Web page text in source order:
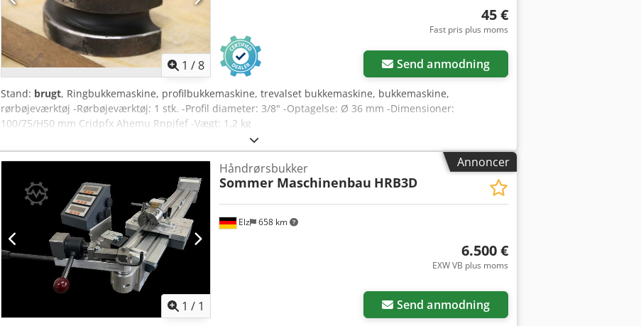
1 /8
45 €
Fast pris plus moms
Send anmodning
Stand: brugt, Ringbukkemaskine, profilbukkemaskine, trevalset bukkemaskine, bukkemaskine,
rørbøjeværktøj -Rørbøjeværktøj: 1 stk. -Profil diameter: 3/8" -Optagelse: Ø 36 mm -Dimensioner:
100/75/H50 mm Crjdpfx Ahemu Rnpjfef -Vægt: 1,2 kg
Annoncer
1 / 1
Elz 658 km
Håndrørsbukker
Sommer Maschinenbau HRB3D
6.500 €
EXW VB plus moms
Send anmodning